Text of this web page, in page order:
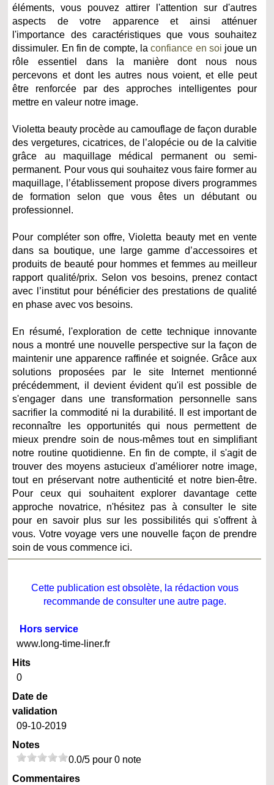
éléments, vous pouvez attirer l'attention sur d'autres
aspects de votre apparence et ainsi atténuer
l'importance des caractéristiques que vous souhaitez
dissimuler. En fin de compte, laconfiance en soi joue un
rôle essentiel dans la manière dont nous nous
percevons et dont les autres nous voient, et elle peut
être renforcée par des approches intelligentes pour
mettre en valeur notre image.
Violetta beauty procède au camouflage de façon durable
des vergetures, cicatrices, de l’alopécie ou de la calvitie
grâce au maquillage médical permanent ou semi-
permanent. Pour vous qui souhaitez vous faire former au
maquillage, l’établissement propose divers programmes
de formation selon que vous êtes un débutant ou
professionnel.
Pour compléter son offre, Violetta beauty met en vente
dans sa boutique, une large gamme d’accessoires et
produits de beauté pour hommes et femmes au meilleur
rapport qualité/prix. Selon vos besoins, prenez contact
avec l’institut pour bénéficier des prestations de qualité
en phase avec vos besoins.
En résumé, l'exploration de cette technique innovante
nous a montré une nouvelle perspective sur la façon de
maintenir une apparence raffinée et soignée. Grâce aux
solutions proposées par le site Internet mentionné
précédemment, il devient évident qu'il est possible de
s'engager dans une transformation personnelle sans
sacrifier la commodité ni la durabilité. Il est important de
reconnaître les opportunités qui nous permettent de
mieux prendre soin de nous-mêmes tout en simplifiant
notre routine quotidienne. En fin de compte, il s'agit de
trouver des moyens astucieux d'améliorer notre image,
tout en préservant notre authenticité et notre bien-être.
Pour ceux qui souhaitent explorer davantage cette
approche novatrice, n'hésitez pas à consulter le site
pour en savoir plus sur les possibilités qui s'offrent à
vous. Votre voyage vers une nouvelle façon de prendre
soin de vous commence ici.
Cette publication est obsolète, la rédaction vous
recommande de consulter une autre page.
Hors service
www.long-time-liner.fr
Hits
0
Date de
validation
09-10-2019
Notes
0.0/5 pour 0 note
Commentaires